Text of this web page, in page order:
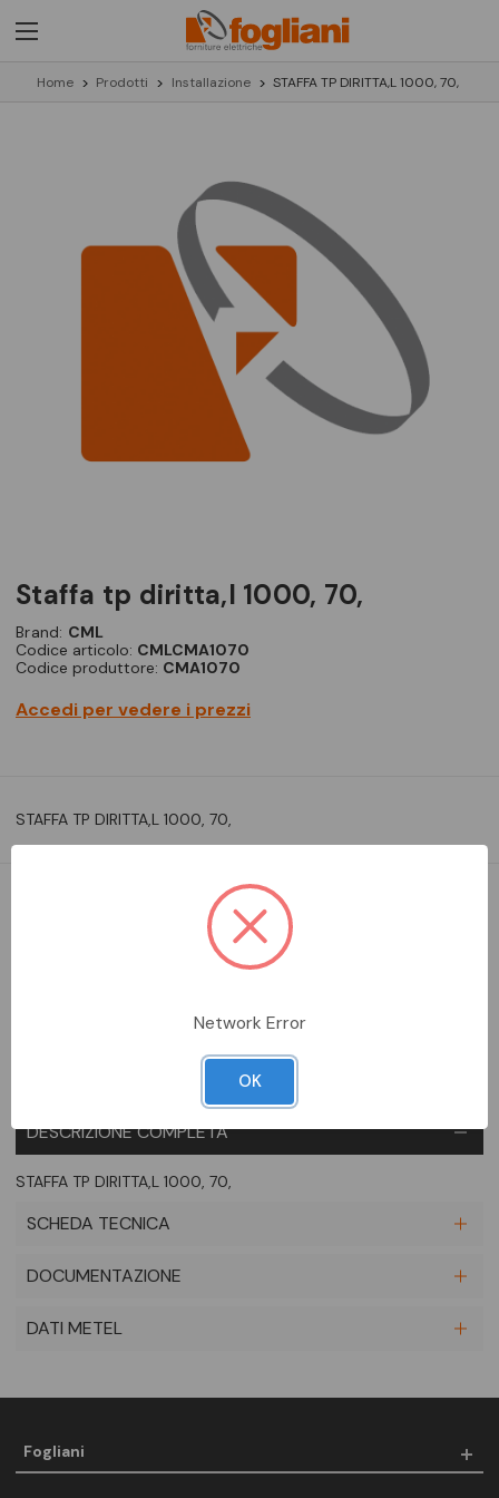
Home Prodotti Installazione STAFFA TP DIRITTA,L 1000, 70,
staffa tp diritta,l 1000, 70,
Brand: CML
Codice articolo: CMLCMA1070
Codice produttore: CMA1070
Accedi per vedere i prezzi
STAFFA TP DIRITTA,L 1000, 70,
DESCRIZIONE COMPLETA
STAFFA TP DIRITTA,L 1000, 70,
SCHEDA TECNICA
DOCUMENTAZIONE
DATI METEL
Fogliani
Network Error
OK